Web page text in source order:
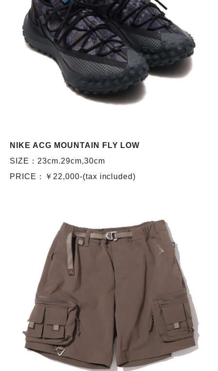
NIKE ACG MOUNTAIN FLY LOW
SIZE：23cm.29cm,30cm
PRICE：￥22,000-(tax included)